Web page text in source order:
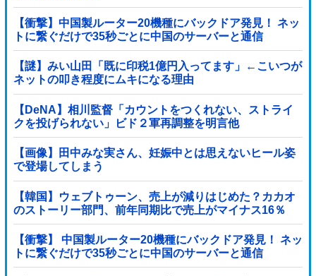
【衝撃】中国製ルーター20機種にバックドア発見！ ネッ
トに繋ぐだけで35秒ごとに中国のサーバーと通信
【謎】みい山田「既に印税1億円入ってます」←こいつが
ネットの叩き程度にムキになる理由
【DeNA】相川監督「カウントをつくれない、ストライ
クを投げられない」ビド２軍再調整を明言他
【画像】田中みな実さん、妊娠中とは思えないヒール姿
で登場してしまう
【韓国】ウェブトゥーン、売上が減りはじめた？カカオ
のストーリー部門、前年同期比で売上がマイナス16％
【衝撃】 中国製ルーター20機種にバックドア発見！ ネッ
トに繋ぐだけで35秒ごとに中国のサーバーと通信